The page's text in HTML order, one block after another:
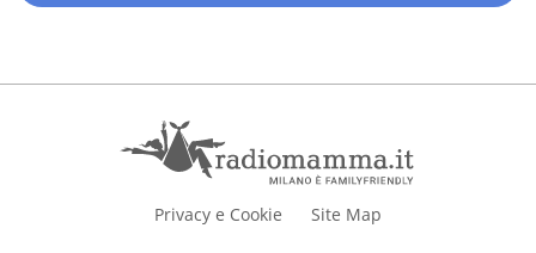
Privacy e Cookie Site Map